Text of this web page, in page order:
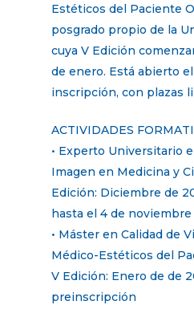
Estéticos del Paciente
posgrado propio de la
cuya V Edición
de enero. Está abierto
inscripción, con plazas
ACTIVIDADES
• Experto Universitario
Imagen en Medicina y
Edición: Diciembre de
hasta el 4 de noviembre
• Máster en Calidad de
Médico-Estéticos del
V Edición: Enero de de
preinscripción